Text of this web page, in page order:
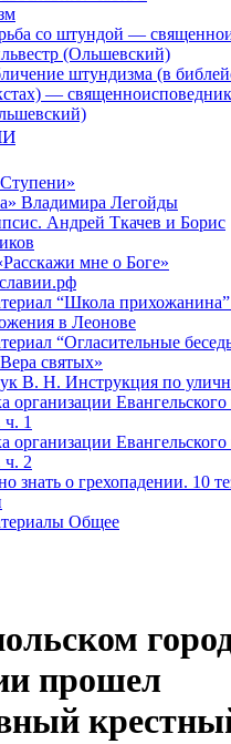
со штундой —
(Ольшевский)
штундизма (в
—
Владимира Легойды
Андрей Ткачев и Борис
мне о Боге»
“Школа
в Леонове
“Огласительные
святых»
В. Н. Инструкция по
организации
ч. 1
организации
ч. 2
знать о грехопадении. 10
Общее
прошел